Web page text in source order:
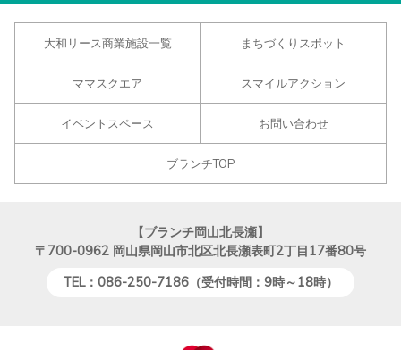
大和リース商業施設一覧 まちづくりスポット
ママスクエア スマイルアクション
イベントスペース お問い合わせ
ブランチTOP
【ブランチ岡山北長瀬】
〒700-0962 岡山県岡山市北区北長瀬表町2丁目17番80号
TEL：086-250-7186（受付時間：9時～18時）